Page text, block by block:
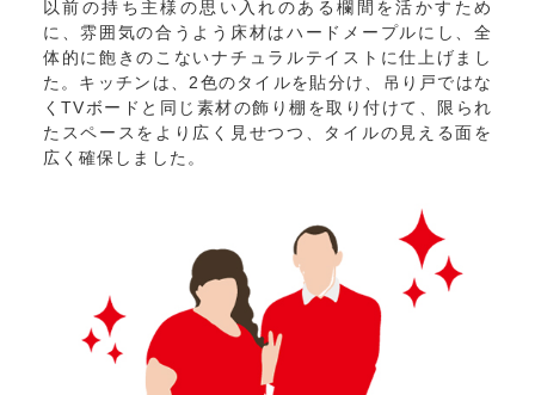
以前の持ち主様の思い入れのある欄間を活かすため
に、雰囲気の合うよう床材はハードメープルにし、全
体的に飽きのこないナチュラルテイストに仕上げまし
た。キッチンは、2色のタイルを貼分け、吊り戸ではな
くTVボードと同じ素材の飾り棚を取り付けて、限られ
たスペースをより広く見せつつ、タイルの見える面を
広く確保しました。